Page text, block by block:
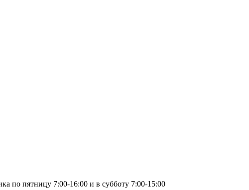
по пятницу 7:00-16:00 и в субботу 7:00-15:00